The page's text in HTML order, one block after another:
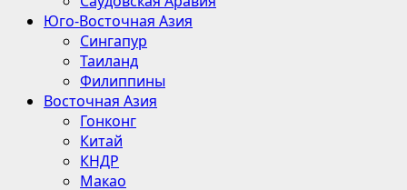
Юго-Восточная Азия
Сингапур
Таиланд
Филиппины
Восточная Азия
Гонконг
Китай
КНДР
Макао